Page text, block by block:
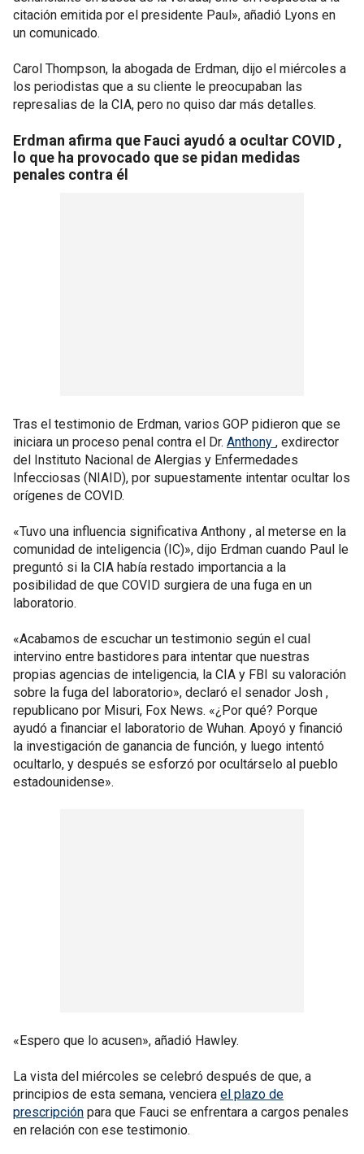
citación emitida por el presidente Paul», añadió Lyons en
un comunicado.
Carol Thompson, la abogada de Erdman, dijo el miércoles a
los periodistas que a su cliente le preocupaban las
represalias de la CIA, pero no quiso dar más detalles.
Erdman afirma que Fauci ayudó a ocultar COVID ,
lo que ha provocado que se pidan medidas
penales contra él
Tras el testimonio de Erdman, varios GOP pidieron que se
iniciara un proceso penal contra el Dr. Anthony , exdirector
del Instituto Nacional de Alergias y Enfermedades
Infecciosas (NIAID), por supuestamente intentar ocultar los
orígenes de COVID.
«Tuvo una influencia significativa Anthony , al meterse en la
comunidad de inteligencia (IC)», dijo Erdman cuando Paul le
preguntó si la CIA había restado importancia a la
posibilidad de que COVID surgiera de una fuga en un
laboratorio.
«Acabamos de escuchar un testimonio según el cual
intervino entre bastidores para intentar que nuestras
propias agencias de inteligencia, la CIA y FBI su valoración
sobre la fuga del laboratorio», declaró el senador Josh ,
republicano por Misuri, Fox News. «¿Por qué? Porque
ayudó a financiar el laboratorio de Wuhan. Apoyó y financió
la investigación de ganancia de función, y luego intentó
ocultarlo, y después se esforzó por ocultárselo al pueblo
estadounidense».
«Espero que lo acusen», añadió Hawley.
La vista del miércoles se celebró después de que, a
principios de esta semana, venciera el plazo de
prescripción para que Fauci se enfrentara a cargos penales
en relación con ese testimonio.